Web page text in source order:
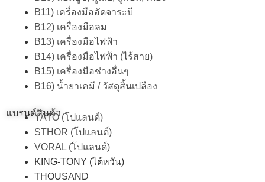
B11) เครื่องมืออัดจาระบี
B12) เครื่องมือลม
B13) เครื่องมือไฟฟ้า
B14) เครื่องมือไฟฟ้า (ไร้สาย)
B15) เครื่องมือช่างอื่นๆ
B16) น้ำยาเคมี / วัสดุสิ้นเปลือง
แบรนด์สินค้าYATO (โปแลนด์)
STHOR (โปแลนด์)
VORAL (โปแลนด์)
KING-TONY (ไต้หวัน)
THOUSAND